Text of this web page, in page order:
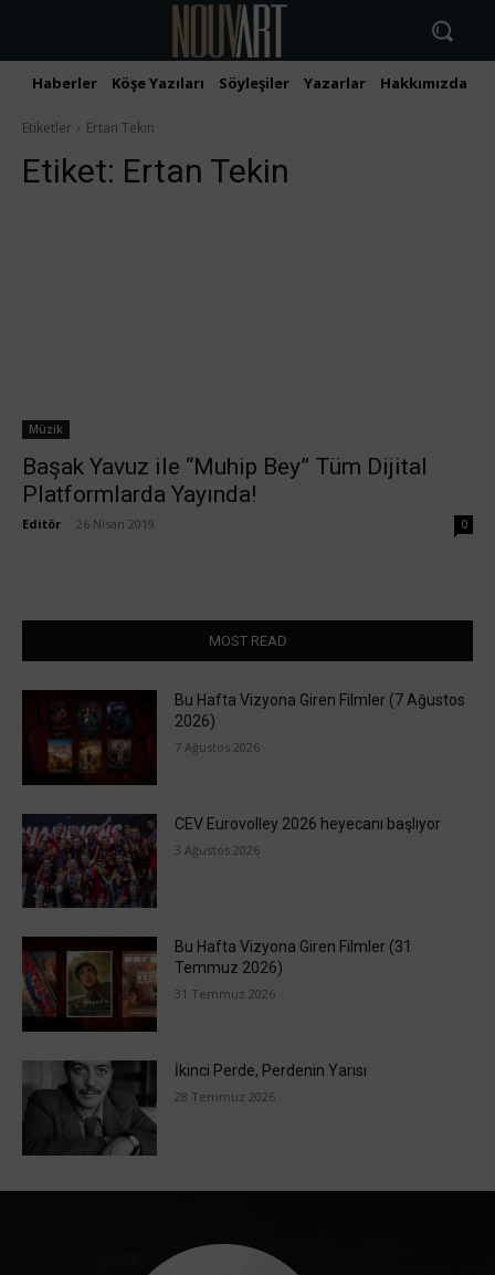
Haberler Köşe Yazıları Söyleşiler Yazarlar Hakkımızda
Etiketler Ertan Tekin
Etiket: Ertan Tekin
Müzik
Başak Yavuz ile “Muhip Bey” Tüm Dijital
Platformlarda Yayında!
Editör 26 Nisan 2019 0
MOST READ
Bu Hafta Vizyona Giren Filmler (7 Ağustos
2026)
7 Ağustos 2026
CEV Eurovolley 2026 heyecanı başlıyor
3 Ağustos 2026
Bu Hafta Vizyona Giren Filmler (31
Temmuz 2026)
31 Temmuz 2026
İkinci Perde, Perdenin Yarısı
28 Temmuz 2026